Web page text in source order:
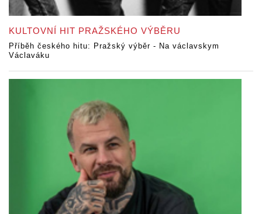
KULTOVNÍ HIT PRAŽSKÉHO VÝBĚRU
Příběh českého hitu: Pražský výběr - Na václavskym
Václaváku